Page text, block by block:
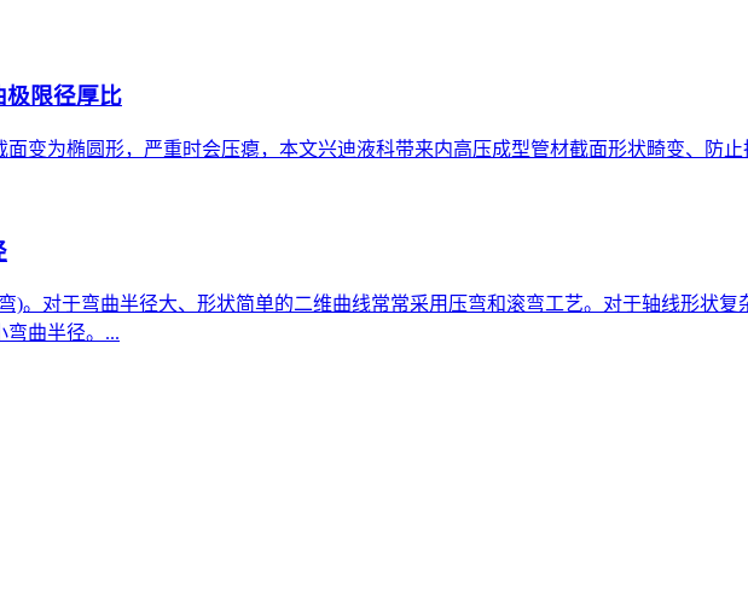
极限径厚比
变为椭圆形，严重时会压瘪，本文兴迪液科带来内高压成型管材截面形状畸变、防
。对于弯曲半径大、形状简单的二维曲线常常采用压弯和滚弯工艺。对于轴线形状复
弯曲半径。...